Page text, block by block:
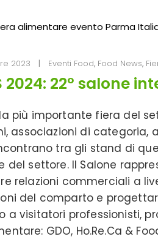
2023 Eventi Food, Food News,
2024: 22° salone
la più importante fiera del
associazioni di categoria,
tra gli stand di
del settore. Il Salone
relazioni commerciali a
del comparto e
a visitatori professionisti,
GDO, Ho.Re.Ca &